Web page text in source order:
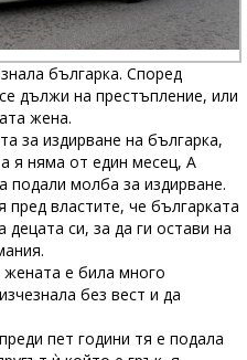
българка. Според
дължи на престъпление, или
жена.
за издирване на българка,
я няма от един месец, A
подали молба за издирване.
пред властите, че българката
си, за да ги остави на
е била много
без вест и да
пет години тя е подала